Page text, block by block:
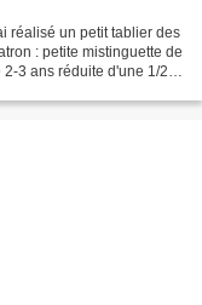
réalisé un petit tablier des
: petite mistinguette de
3 ans réduite d'une 1/2